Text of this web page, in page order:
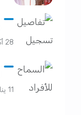
28 أكتوبر، 2025
11 يناير، 2025